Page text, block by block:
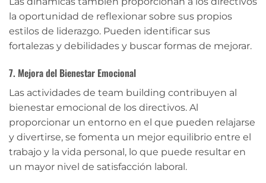
la oportunidad de reflexionar sobre sus propios
estilos de liderazgo. Pueden identificar sus
fortalezas y debilidades y buscar formas de mejorar.
7. Mejora del Bienestar Emocional
Las actividades de team building contribuyen al
bienestar emocional de los directivos. Al
proporcionar un entorno en el que pueden relajarse
y divertirse, se fomenta un mejor equilibrio entre el
trabajo y la vida personal, lo que puede resultar en
un mayor nivel de satisfacción laboral.